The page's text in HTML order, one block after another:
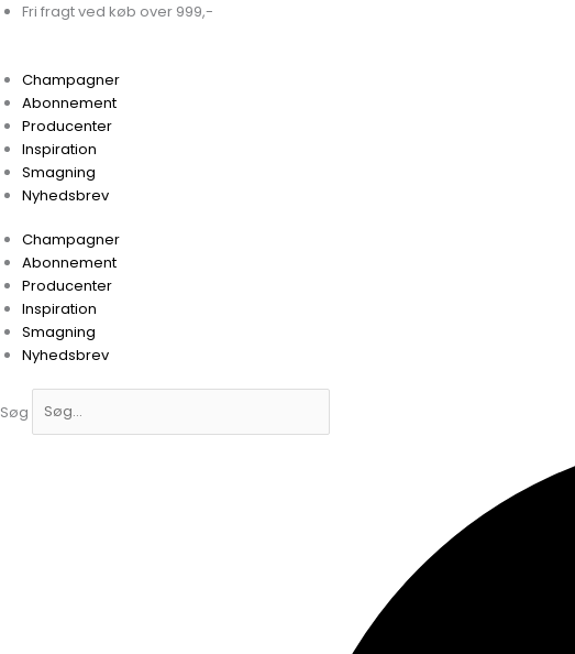
Gå Fri fragt ved køb over 999,-
Champagner
Abonnement
Producenter
Inspiration
Smagning
Nyhedsbrev
Champagner
Abonnement
Producenter
Inspiration
Smagning
Nyhedsbrev
Søg
Den
var:
1.325,00 kr..
Den